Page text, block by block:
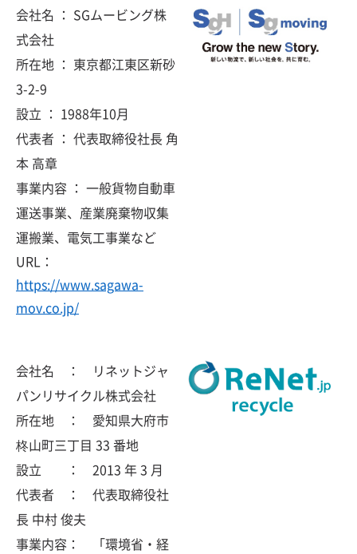
会社名 ： SGムービング株
式会社
所在地 ： 東京都江東区新砂
3-2-9
設立 ： 1988年10月
代表者 ： 代表取締役社長 角
本 高章
事業内容 ： 一般貨物自動車
運送事業、産業廃棄物収集
運搬業、電気工事業など
URL：
https://www.sagawa-
mov.co.jp/
会社名 ： リネットジャ
パンリサイクル株式会社
所在地 ： 愛知県大府市
柊山町三丁目 33 番地
設立 ： 2013 年 3 月
代表者 ： 代表取締役社
長 中村 俊夫
事業内容： 「環境省・経